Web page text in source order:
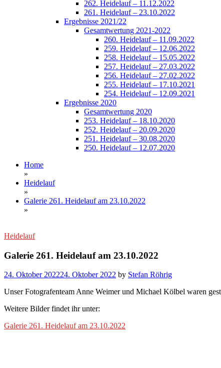
262. Heidelauf – 11.12.2022
261. Heidelauf – 23.10.2022
Ergebnisse 2021/22
Gesamtwertung 2021-2022
260. Heidelauf – 11.09.2022
259. Heidelauf – 12.06.2022
258. Heidelauf – 15.05.2022
257. Heidelauf – 27.03.2022
256. Heidelauf – 27.02.2022
255. Heidelauf – 17.10.2021
254. Heidelauf – 12.09.2021
Ergebnisse 2020
Gesamtwertung 2020
253. Heidelauf – 18.10.2020
252. Heidelauf – 20.09.2020
251. Heidelauf – 30.08.2020
250. Heidelauf – 12.07.2020
Home
»
Heidelauf
»
Galerie 261. Heidelauf am 23.10.2022
»
Heidelauf
Galerie 261. Heidelauf am 23.10.2022
24. Oktober 202224. Oktober 2022 by Stefan Röhrig
Unser Fotografenteam Anne Weimer und Michael Kölbel waren
Weitere Bilder findet ihr unter:
Galerie 261. Heidelauf am 23.10.2022